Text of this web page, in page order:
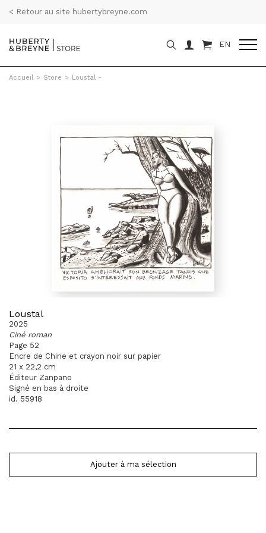
< Retour au site hubertybreyne.com
EN
Accueil > Store > Loustal -
Loustal
2025
Ciné roman
Page 52
Encre de Chine et crayon noir sur papier
21 x 22,2 cm
Éditeur Zanpano
Signé en bas à droite
id. 55918
Ajouter à ma sélection